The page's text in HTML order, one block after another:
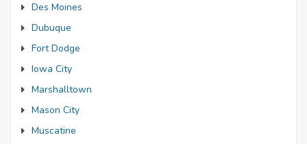
Des Moines
Dubuque
Fort Dodge
Iowa City
Marshalltown
Mason City
Muscatine